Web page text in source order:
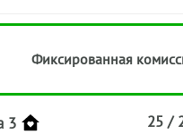
Фиксированная
3 25 /